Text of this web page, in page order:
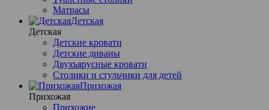
Матрасы
Детская
Детская
Детские кровати
Детские диваны
Двухъярусные кровати
Столики и стульчики для детей
Прихожая
Прихожая
Прихожие